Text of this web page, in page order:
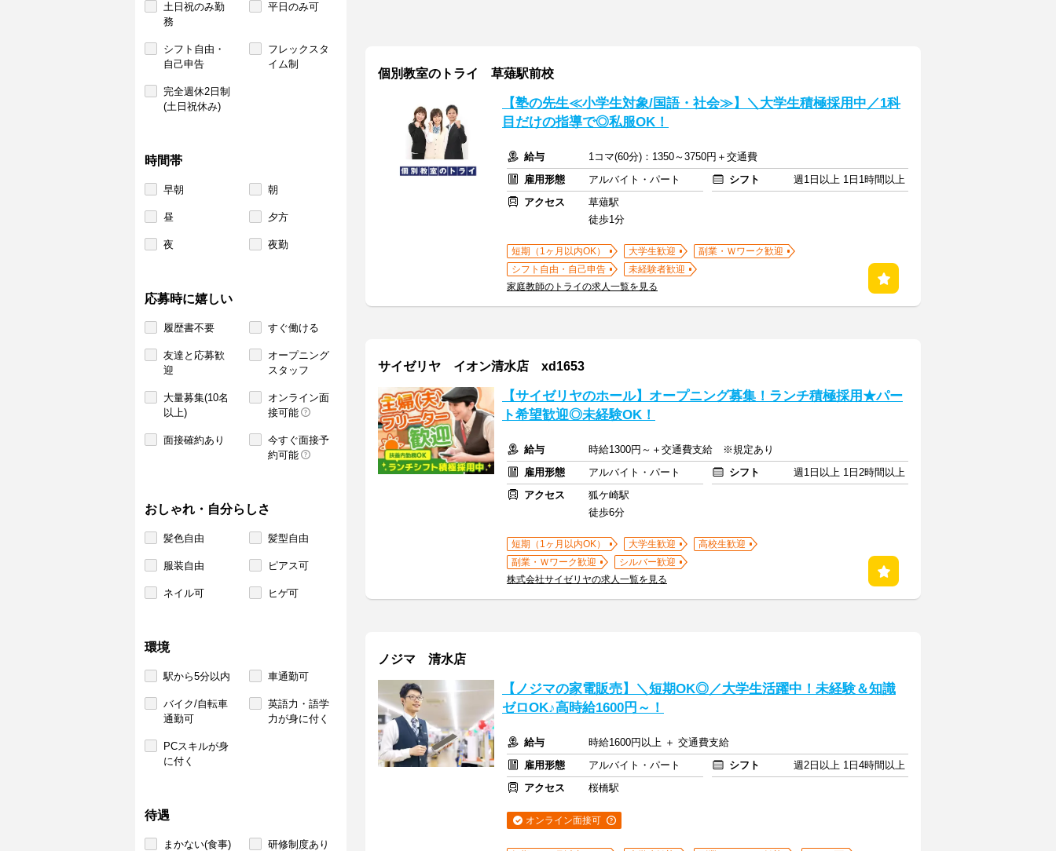
土日祝のみ勤
務
平日のみ可
シフト自由・
自己申告
フレックスタ
イム制
完全週休2日制
(土日祝休み)
時間帯
早朝 朝
昼 夕方
夜 夜勤
応募時に嬉しい
履歴書不要 すぐ働ける
友達と応募歓
迎
オープニング
スタッフ
大量募集(10名
以上)
オンライン面
接可能
面接確約あり
今すぐ面接予
約可能
おしゃれ・自分らしさ
髪色自由 髪型自由
服装自由 ピアス可
ネイル可 ヒゲ可
環境
駅から5分以内 車通勤可
バイク/自転車
通勤可
英語力・語学
力が身に付く
PCスキルが身
に付く
待遇
まかない(食事) 研修制度あり
個別教室のトライ 草薙駅前校
【塾の先生≪小学生対象/国語・社会≫】＼大学生積極採用中／1科
目だけの指導で◎私服OK！
給与
1コマ(60分)：1350～3750円＋交通費
雇用形態
アルバイト・パート シフト
週1日以上 1日1時間以上
アクセス
草薙駅
徒歩1分
短期（1ヶ月以内OK） 大学生歓迎
副業・Ｗワーク歓迎
シフト自由・自己申告
未経験者歓迎
家庭教師のトライの求人一覧を見る
サイゼリヤ イオン清水店 xd1653
【サイゼリヤのホール】オープニング募集！ランチ積極採用★パー
ト希望歓迎◎未経験OK！
給与
時給1300円～＋交通費支給 ※規定あり
雇用形態
アルバイト・パート シフト
週1日以上 1日2時間以上
アクセス
狐ケ崎駅
徒歩6分
短期（1ヶ月以内OK） 大学生歓迎
高校生歓迎
副業・Ｗワーク歓迎
シルバー歓迎
株式会社サイゼリヤの求人一覧を見る
ノジマ 清水店
【ノジマの家電販売】＼短期OK◎／大学生活躍中！未経験＆知識
ゼロOK♪高時給1600円～！
給与
時給1600円以上 ＋ 交通費支給
雇用形態
アルバイト・パート シフト
週2日以上 1日4時間以上
アクセス
桜橋駅
オンライン面接可